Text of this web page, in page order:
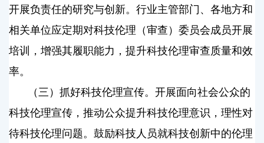
开展负责任的研究与创新。行业主管部门、各地方和
相关单位应定期对科技伦理（审查）委员会成员开展
培训，增强其履职能力，提升科技伦理审查质量和效
率。
（三）抓好科技伦理宣传。开展面向社会公众的
科技伦理宣传，推动公众提升科技伦理意识，理性对
待科技伦理问题。鼓励科技人员就科技创新中的伦理